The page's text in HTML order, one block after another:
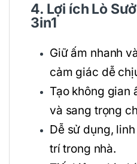
4. Lợi ích Lò
3in1
Giữ ấm nhanh
cảm giác dễ
Tạo không gian
và sang trọng
Dễ sử dụng,
trí trong nhà.